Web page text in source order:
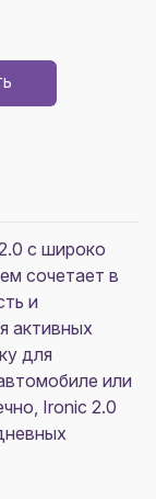
с широко
сочетает в
и
активных
для
или
Ironic 2.0